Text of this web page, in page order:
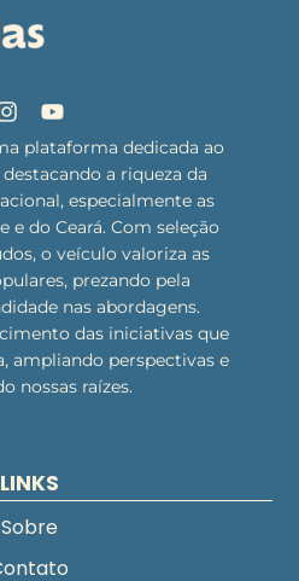
plataforma dedicada ao
a riqueza da
especialmente as
e do Ceará. Com seleção
o veículo valoriza as
prezando pela
nas abordagens.
das iniciativas que
ampliando perspectivas e
nossas raízes.
LINKS
Sobre